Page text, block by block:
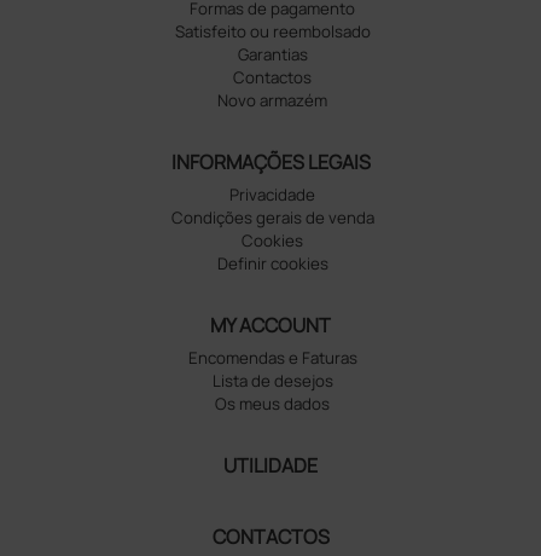
Formas de pagamento
Satisfeito ou reembolsado
Garantias
Contactos
Novo armazém
INFORMAÇÕES LEGAIS
Privacidade
Condições gerais de venda
Cookies
Definir cookies
MY ACCOUNT
Encomendas e Faturas
Lista de desejos
Os meus dados
UTILIDADE
CONTACTOS